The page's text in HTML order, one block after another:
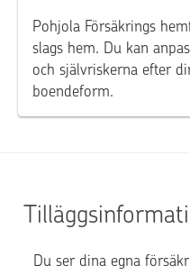
Pohjola Försäkrings
slags hem. Du kan
och självriskerna efter
boendeform.
Du ser dina egna